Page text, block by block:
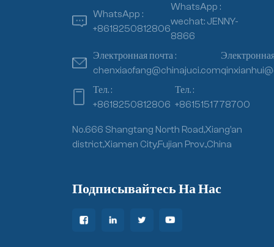
WhatsApp :
+8618250812806
WhatsApp :
wechat: JENNY-
8866
Электронная почта :
chenxiaofang@chinajuci.com
Тел. :
+8618250812806
Тел. :
+8615151778700
No.666 Shangtang North Road,Xiang’an
district,Xiamen City,Fujian Prov.,China
Подписывайтесь На Нас